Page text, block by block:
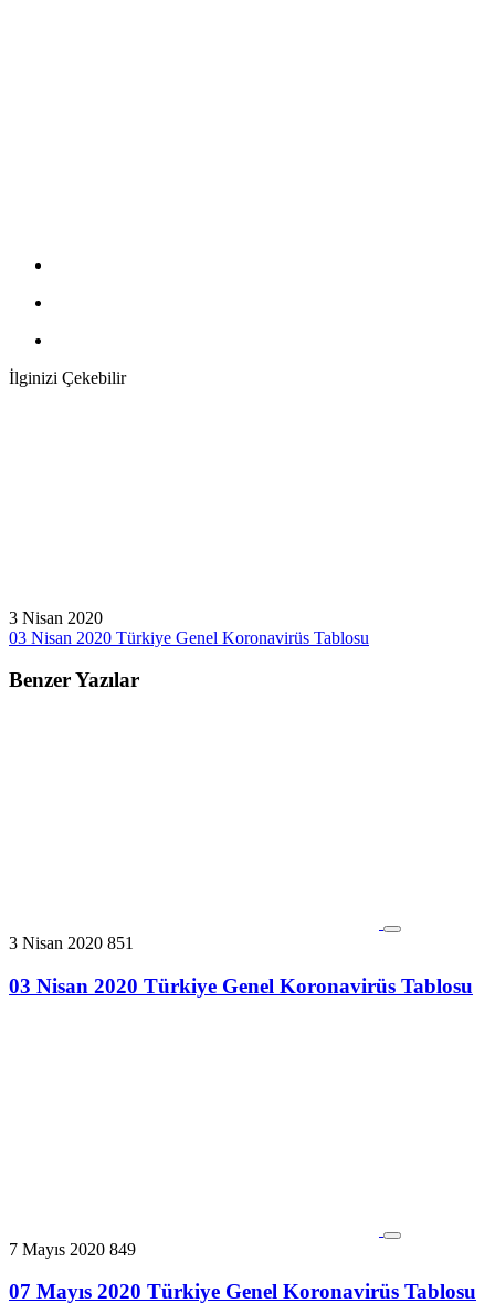
İlginizi Çekebilir
3 Nisan 2020
03 Nisan 2020 Türkiye Genel Koronavirüs Tablosu
Benzer Yazılar
3 Nisan 2020 851
03 Nisan 2020 Türkiye Genel Koronavirüs Tablosu
7 Mayıs 2020 849
07 Mayıs 2020 Türkiye Genel Koronavirüs Tablosu